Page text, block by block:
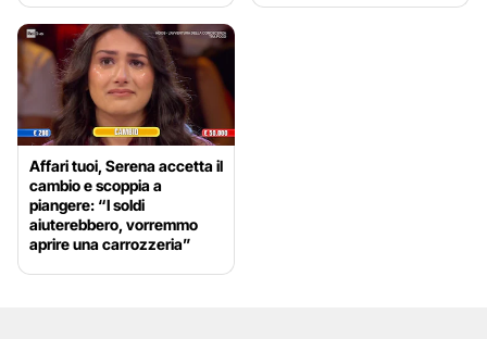
Affari tuoi, Serena accetta il
cambio e scoppia a
piangere: “I soldi
aiuterebbero, vorremmo
aprire una carrozzeria”